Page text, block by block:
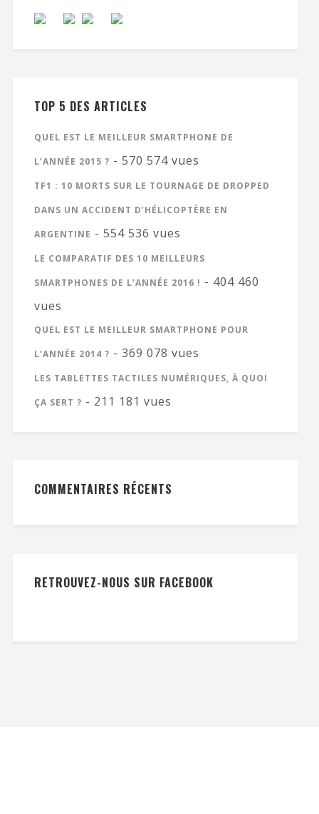
TOP 5 DES ARTICLES
QUEL EST LE MEILLEUR SMARTPHONE DE
L’ANNÉE 2015 ? - 570 574 vues
TF1 : 10 MORTS SUR LE TOURNAGE DE DROPPED
DANS UN ACCIDENT D’HÉLICOPTÈRE EN
ARGENTINE - 554 536 vues
LE COMPARATIF DES 10 MEILLEURS
SMARTPHONES DE L’ANNÉE 2016 ! - 404 460
vues
QUEL EST LE MEILLEUR SMARTPHONE POUR
L’ANNÉE 2014 ? - 369 078 vues
LES TABLETTES TACTILES NUMÉRIQUES, À QUOI
ÇA SERT ? - 211 181 vues
COMMENTAIRES RÉCENTS
RETROUVEZ-NOUS SUR FACEBOOK